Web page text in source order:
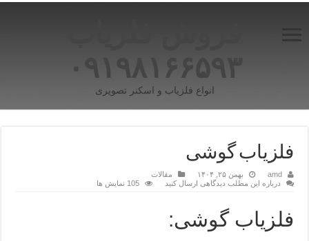
۰۹۱۹۸۱۶۶۵۹۳
انواع فلزیاب و اسکنر تصویری
فلزیاب گوشی
amd بهمن ۲۵, ۱۴۰۴
مقالات
درباره این مطلب دیدگاهی ارسال کنید
105 نمایش ها
فلزیاب گوشی: